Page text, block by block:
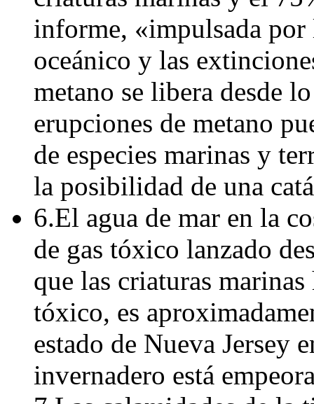
informe, «impulsada por
oceánico y las
metano se libera desde
erupciones de metano
de especies marinas y
la posibilidad de una
6.El agua de mar en la
de gas tóxico lanzado
que las criaturas
tóxico, es
estado de Nueva Jersey
invernadero está